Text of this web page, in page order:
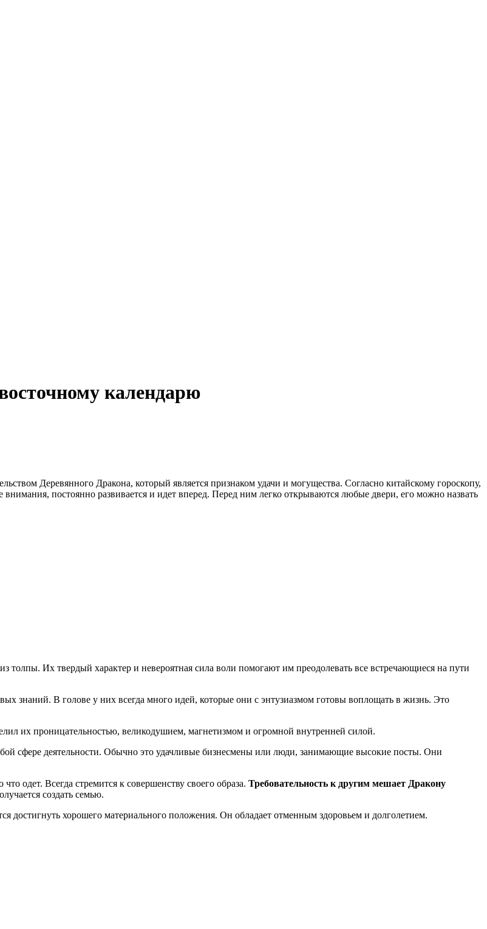
календарю
Деревянного Дракона, который является признаком удачи и могущества. Согласно китайскому гороскопу,
постоянно развивается и идет вперед. Перед ним легко открываются любые двери, его можно назвать
толпы. Их твердый характер и невероятная сила воли помогают им преодолевать все встречающиеся на пути
знаний. В голове у них всегда много идей, которые они с энтузиазмом готовы воплощать в жизнь. Это
их проницательностью, великодушием, магнетизмом и огромной внутренней силой.
сфере деятельности. Обычно это удачливые бизнесмены или люди, занимающие высокие посты. Они
одет. Всегда стремится к совершенству своего образа. Требовательность к другим мешает Дракону
создать семью.
достигнуть хорошего материального положения. Он обладает отменным здоровьем и долголетием.